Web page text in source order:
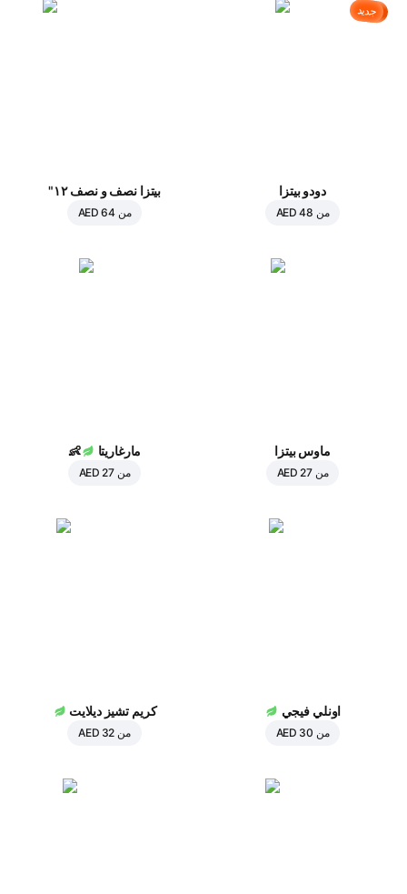
جديد
دودو بيتزا
من AED 48
بيتزا نصف و نصف ١٢"
منAED 64
ماوس بيتزا
منAED 27
مارغاريتا 👶
منAED 27
اونلي فيجي
من AED 30
كريم تشيز ديلايت
من AED 32